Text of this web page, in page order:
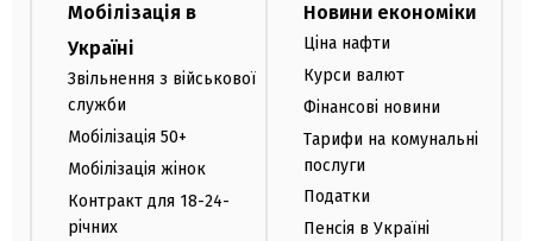
Мобілізація в
Україні
Звільнення з військової
служби
Мобілізація 50+
Мобілізація жінок
Контракт для 18-24-
річних
Новини економіки
Ціна нафти
Курси валют
Фінансові новини
Тарифи на комунальні
послуги
Податки
Пенсія в Україні